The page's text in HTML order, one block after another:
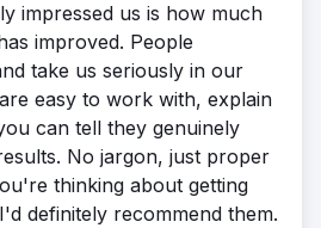
impressed us is how much
improved. People
take us seriously in our
easy to work with, explain
can tell they genuinely
No jargon, just proper
thinking about getting
definitely recommend them.